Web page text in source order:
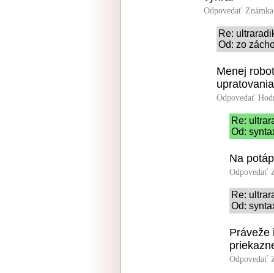
Odpovedať
Re:
Od: zo
Menej
Odpovedať
Re:
Od:
Na
Odpovedať
Re:
Od:
Práveže
Odpovedať